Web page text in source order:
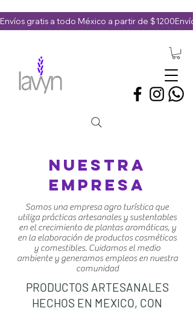
Envíos gratis a todo México a partir de $1200
NUESTRA
EMPRESA
Somos una empresa agro turística que
utiliza prácticas artesanales y sustentables
en el crecimiento de plantas aromáticas, y
en la elaboración de productos cosméticos
y comestibles. Cuidamos el medio
ambiente y generamos empleos en nuestra
comunidad
PRODUCTOS ARTESANALES
HECHOS EN MEXICO, CON